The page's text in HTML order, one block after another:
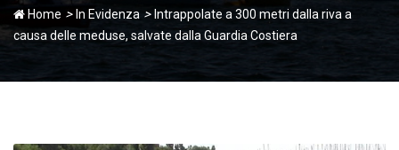
Home > In Evidenza > Intrappolate a 300 metri dalla riva a
causa delle meduse, salvate dalla Guardia Costiera